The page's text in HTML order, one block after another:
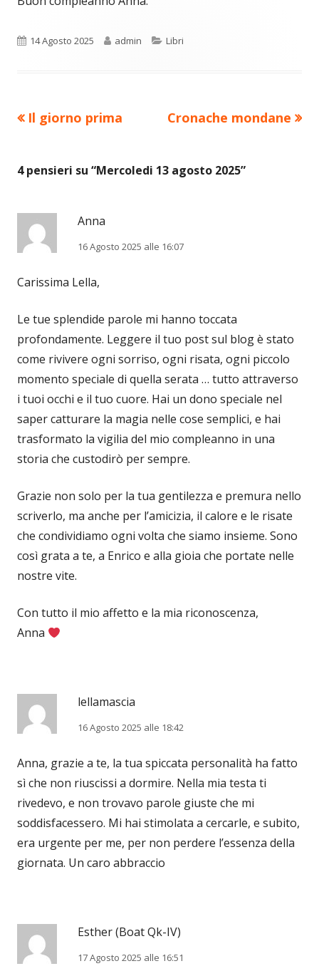
Pubblicato
14 Agosto 2025 Autore
admin Categorie
Libri
Navigazione
Precedente
Il giorno prima
Nuovo
Cronache mondane
4 pensieri su “Mercoledi 13 agosto 2025”
Anna
16 Agosto 2025 alle 16:07
Carissima Lella,
Le tue splendide parole mi hanno toccata
profondamente. Leggere il tuo post sul blog è stato
come rivivere ogni sorriso, ogni risata, ogni piccolo
momento speciale di quella serata … tutto attraverso
i tuoi occhi e il tuo cuore. Hai un dono speciale nel
saper catturare la magia nelle cose semplici, e hai
trasformato la vigilia del mio compleanno in una
storia che custodirò per sempre.
Grazie non solo per la tua gentilezza e premura nello
scriverlo, ma anche per l’amicizia, il calore e le risate
che condividiamo ogni volta che siamo insieme. Sono
così grata a te, a Enrico e alla gioia che portate nelle
nostre vite.
Con tutto il mio affetto e la mia riconoscenza,
Anna
lellamascia
16 Agosto 2025 alle 18:42
Anna, grazie a te, la tua spiccata personalità ha fatto
sì che non riuscissi a dormire. Nella mia testa ti
rivedevo, e non trovavo parole giuste che mi
soddisfacessero. Mi hai stimolata a cercarle, e subito,
era urgente per me, per non perdere l’essenza della
giornata. Un caro abbraccio
Esther (Boat Qk-IV)
17 Agosto 2025 alle 16:51